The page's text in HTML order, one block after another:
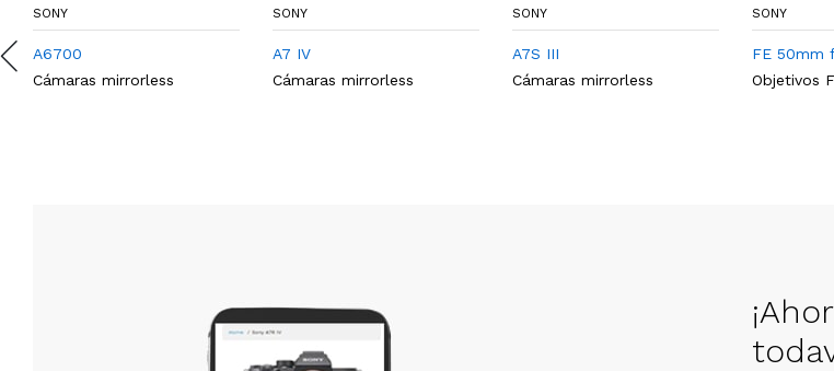
SONY
A6700
Cámaras mirrorless
SONY
A7 IV
Cámaras mirrorless
SONY
A7S III
Cámaras mirrorless
SONY
FE 50mm
Objetivos